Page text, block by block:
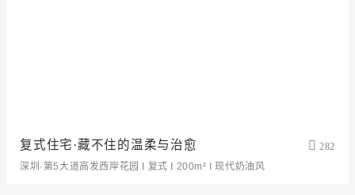
复式住宅·藏不住的温柔与治愈
282
深圳·第5大道高发西岸花园 I 复式 I 200m² I 现代奶油风